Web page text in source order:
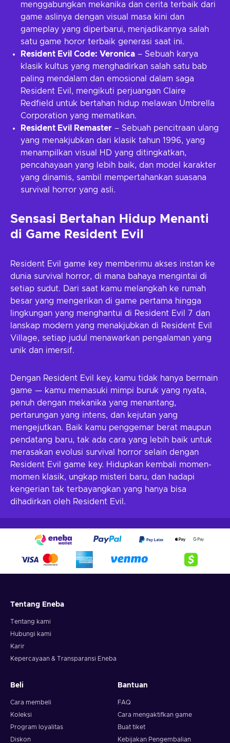
menggabungkan mekanika dan cerita terbaik dari
game aslinya dengan visual masa kini dan
gameplay yang diperbarui, menjadikannya salah
satu game horor terbaik generasi saat ini.
Resident Evil Code: Veronica – Sebuah karya
klasik kultus yang menghadirkan salah satu bab
paling mendalam dan emosional dalam saga
Resident Evil, mengikuti perjuangan Claire
Redfield untuk bertahan hidup melawan Umbrella
Corporation yang mematikan.
Resident Evil Remaster – Sebuah pencitraan ulang
yang menakjubkan dari klasik tahun 1996, yang
menampilkan visual HD yang ditingkatkan,
pencahayaan yang lebih baik, dan model karakter
yang dinamis, sambil mempertahankan suasana
survival horror yang asli.
Sensasi Bertahan Hidup Menanti
di Game Resident Evil
Resident Evil game key memberimu akses instan ke
dunia survival horror, di mana bahaya mengintai di
setiap sudut. Dari saat kamu melangkah ke rumah
besar yang mengerikan di game pertama hingga
lingkungan yang menghantui di Resident Evil 7 dan
lanskap modern yang menakjubkan di Resident Evil
Village, setiap judul menawarkan pengalaman yang
unik dan imersif.
Dengan Resident Evil key, kamu tidak hanya bermain
game — kamu memasuki mimpi buruk yang nyata,
penuh dengan mekanika yang menantang,
pertarungan yang intens, dan kejutan yang
mengejutkan. Baik kamu penggemar berat maupun
pendatang baru, tak ada cara yang lebih baik untuk
merasakan evolusi survival horror selain dengan
Resident Evil game key. Hidupkan kembali momen-
momen klasik, ungkap misteri baru, dan hadapi
kengerian tak terbayangkan yang hanya bisa
dihadirkan oleh Resident Evil.
Tentang Eneba
Tentang kami
Hubungi kami
Karir
Kepercayaan & Transparansi Eneba
Beli
Cara membeli
Koleksi
Program loyalitas
Diskon
Bantuan
FAQ
Cara mengaktifkan game
Buat tiket
Kebijakan Pengembalian